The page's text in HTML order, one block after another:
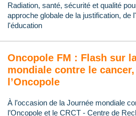
Radiation, santé, sécurité et qualité
approche globale de la justification, de
l'éducation
Oncopole FM : Flash sur
mondiale contre le
l’Oncopole
À l’occasion de la Journée mondiale
l’Oncopole et le CRCT - Centre de